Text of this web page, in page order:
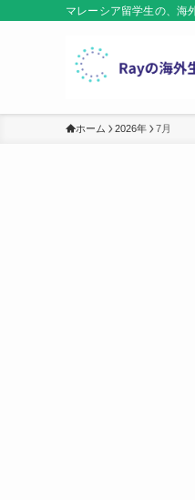
マレーシア留学生の、海
ホーム 2026年 7月